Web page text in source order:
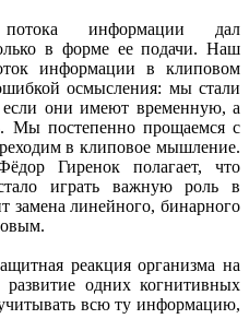
потока информации дал
в форме ее подачи. Наш
информации в клиповом
осмысления: мы стали
если они имеют временную, а
Мы постепенно прощаемся с
в клиповое мышление.
Гиренок полагает, что
играть важную роль в
замена линейного, бинарного
реакция организма на
одних когнитивных
всю ту информацию,